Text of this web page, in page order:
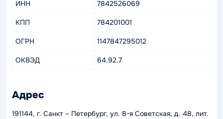
ИНН 7842526069
КПП 784201001
ОГРН 1147847295012
ОКВЭД 64.92.7
Адрес
191144, г. Санкт – Петербург, ул. 8-я Советская, д. 48, лит.